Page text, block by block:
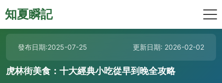
知夏瞬記
發布日期:2025-07-25 更新日期: 2026-02-02
虎林街美食：十大經典小吃從早到晚全攻略